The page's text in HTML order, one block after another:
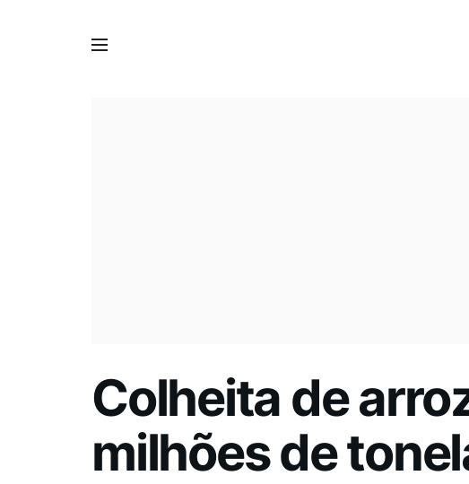
Colheita de
milhões de